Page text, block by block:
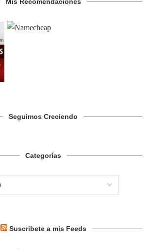
Mis Recomendaciones
Seguimos Creciendo
Categorías
Suscribete a mis Feeds